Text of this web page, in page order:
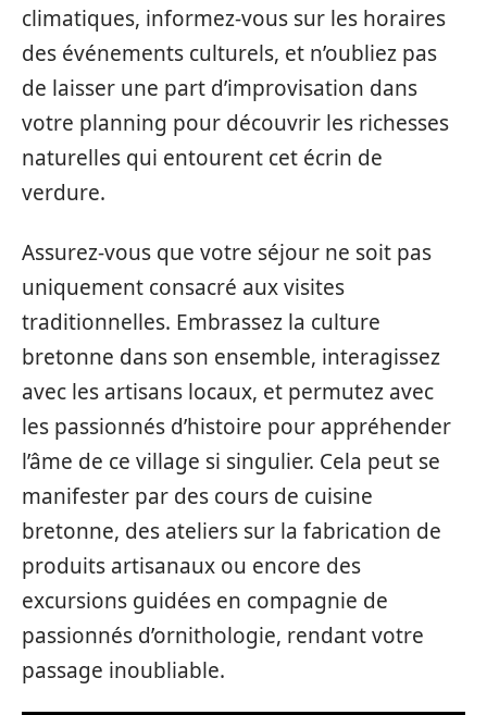
climatiques, informez-vous sur les horaires
des événements culturels, et n’oubliez pas
de laisser une part d’improvisation dans
votre planning pour découvrir les richesses
naturelles qui entourent cet écrin de
verdure.
Assurez-vous que votre séjour ne soit pas
uniquement consacré aux visites
traditionnelles. Embrassez la culture
bretonne dans son ensemble, interagissez
avec les artisans locaux, et permutez avec
les passionnés d’histoire pour appréhender
l’âme de ce village si singulier. Cela peut se
manifester par des cours de cuisine
bretonne, des ateliers sur la fabrication de
produits artisanaux ou encore des
excursions guidées en compagnie de
passionnés d’ornithologie, rendant votre
passage inoubliable.